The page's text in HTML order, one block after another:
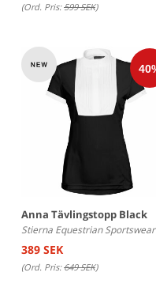
(Ord. Pris:599 SEK)
Anna Tävlingstopp Black
Stierna Equestrian Sportswear
389 SEK
(Ord. Pris:649 SEK)